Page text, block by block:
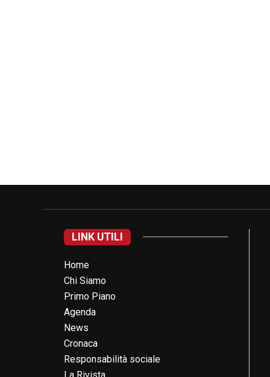
LINK UTILI
Home
Chi Siamo
Primo Piano
Agenda
News
Cronaca
Responsabilità sociale